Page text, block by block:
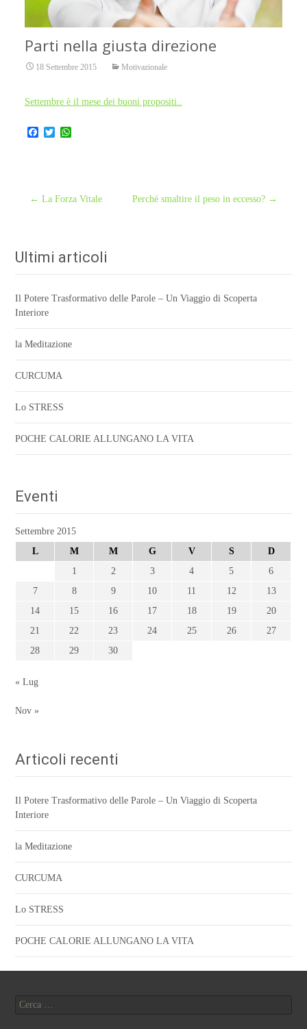
Parti nella giusta direzione
18 Settembre 2015 Motivazionale
Settembre è il mese dei buoni propositi..
F
o
T
r
W
p
Post
navigation
← La Forza Vitale Perché smaltire il peso in eccesso? →
Ultimi articoli
Il Potere Trasformativo delle Parole – Un Viaggio di Scoperta
Interiore
la Meditazione
CURCUMA
Lo STRESS
POCHE CALORIE ALLUNGANO LA VITA
Eventi
Settembre 2015
L
M M G V S
D
1
2 3 4 5
6
7
8 9 10 11 12
13
14
15 16 17 18 19
20
21
22 23 24 25 26
27
28
29 30
« Lug
Nov »
Articoli recenti
Il Potere Trasformativo delle Parole – Un Viaggio di Scoperta
Interiore
la Meditazione
CURCUMA
Lo STRESS
POCHE CALORIE ALLUNGANO LA VITA
per: